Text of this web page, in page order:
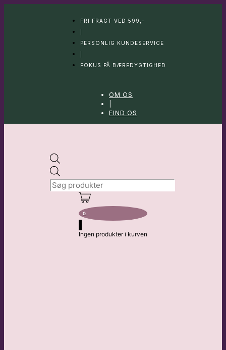
FRI FRAGT VED 599,-
PERSONLIG KUNDESERVICE
FOKUS PÅ BÆREDYGTIGHED
OM OS
FIND OS
search
0
Ingen produkter i kurven